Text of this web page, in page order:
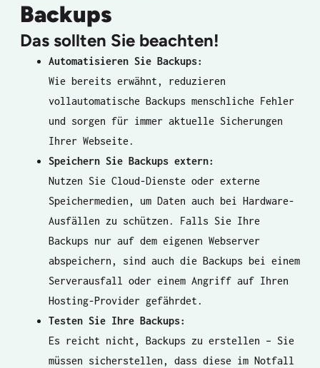
Backups
Das sollten Sie beachten!
Automatisieren Sie Backups:
Wie bereits erwähnt, reduzieren
vollautomatische Backups menschliche Fehler
und sorgen für immer aktuelle Sicherungen
Ihrer Webseite.
Speichern Sie Backups extern:
Nutzen Sie Cloud-Dienste oder externe
Speichermedien, um Daten auch bei Hardware-
Ausfällen zu schützen. Falls Sie Ihre
Backups nur auf dem eigenen Webserver
abspeichern, sind auch die Backups bei einem
Serverausfall oder einem Angriff auf Ihren
Hosting-Provider gefährdet.
Testen Sie Ihre Backups:
Es reicht nicht, Backups zu erstellen – Sie
müssen sicherstellen, dass diese im Notfall